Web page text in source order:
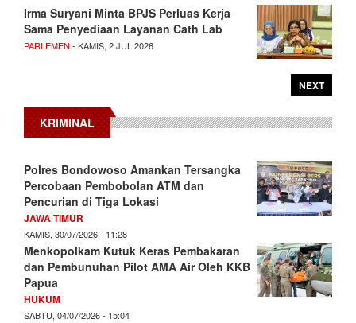
Irma Suryani Minta BPJS Perluas Kerja
Sama Penyediaan Layanan Cath Lab
PARLEMEN - KAMIS, 2 JUL 2026
NEXT
KRIMINAL
Polres Bondowoso Amankan Tersangka
Percobaan Pembobolan ATM dan
Pencurian di Tiga Lokasi
JAWA TIMUR
KAMIS, 30/07/2026 - 11:28
Menkopolkam Kutuk Keras Pembakaran
dan Pembunuhan Pilot AMA Air Oleh KKB
Papua
HUKUM
SABTU, 04/07/2026 - 15:04